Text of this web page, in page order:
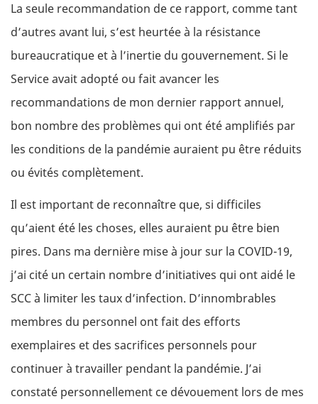
La seule recommandation de ce rapport, comme tant
d’autres avant lui, s’est heurtée à la résistance
bureaucratique et à l’inertie du gouvernement. Si le
Service avait adopté ou fait avancer les
recommandations de mon dernier rapport annuel,
bon nombre des problèmes qui ont été amplifiés par
les conditions de la pandémie auraient pu être réduits
ou évités complètement.
Il est important de reconnaître que, si difficiles
qu’aient été les choses, elles auraient pu être bien
pires. Dans ma dernière mise à jour sur la COVID-19,
j’ai cité un certain nombre d’initiatives qui ont aidé le
SCC à limiter les taux d’infection. D’innombrables
membres du personnel ont fait des efforts
exemplaires et des sacrifices personnels pour
continuer à travailler pendant la pandémie. J’ai
constaté personnellement ce dévouement lors de mes